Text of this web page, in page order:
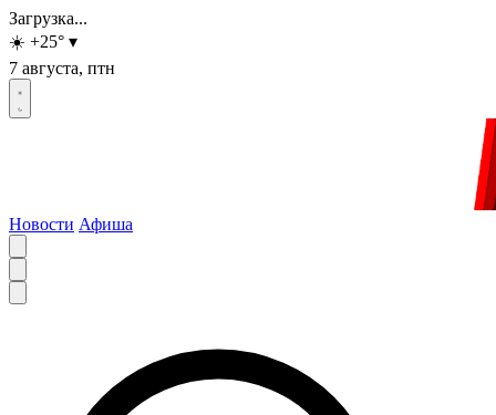
Загрузка...
☀️ +25° ▾
7 августа, птн
Новости Афиша